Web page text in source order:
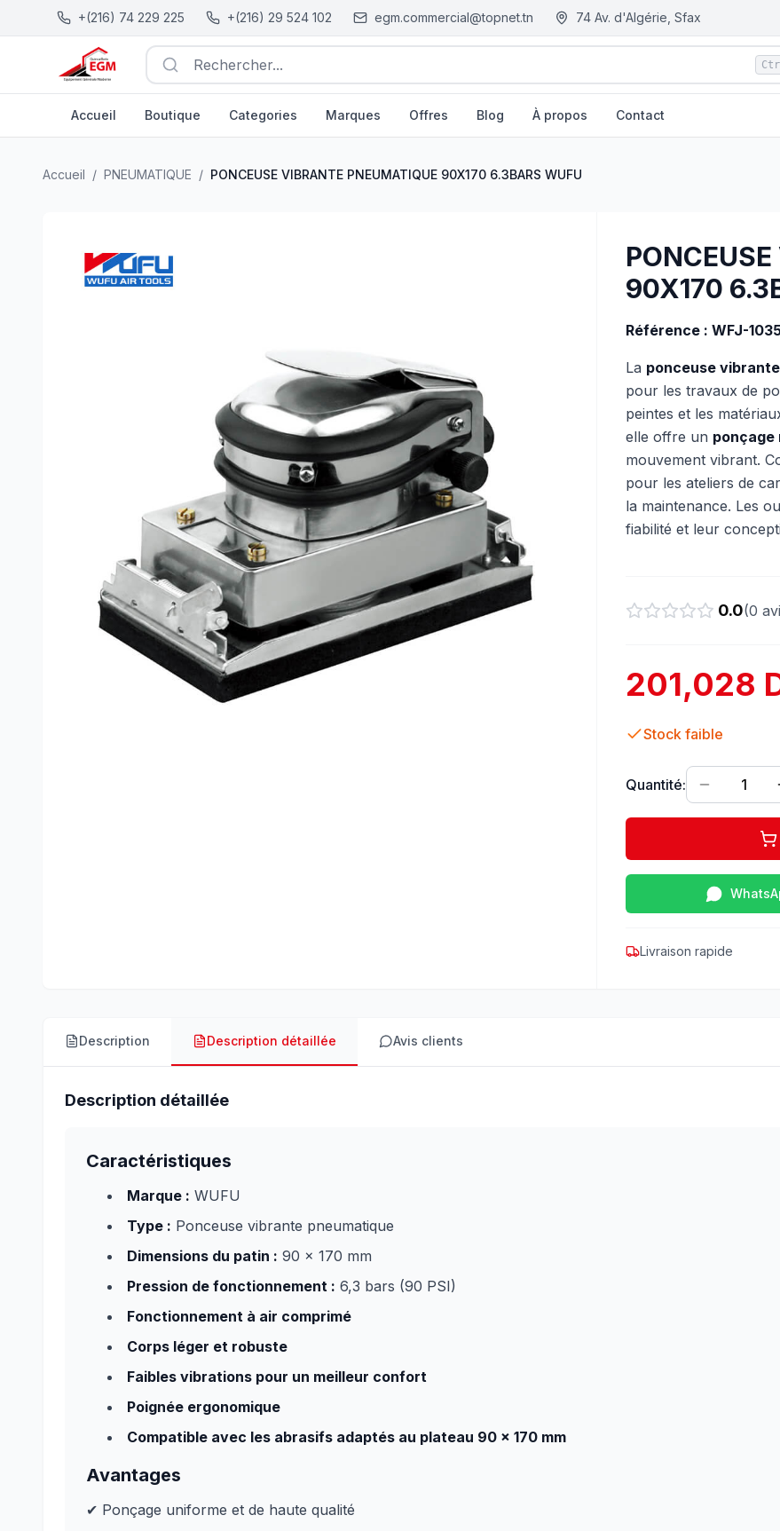
+(216) 74 229 225 +(216) 29 524 102 egm.commercial@topnet.tn 74 Av. d'Algérie, Sfax
Rechercher...
Accueil Boutique Categories Marques Offres Blog À propos Contact
Accueil / PNEUMATIQUE / PONCEUSE VIBRANTE PNEUMATIQUE 90X170 6.3BARS WUFU
90X170
Référence : WFJ-
La ponceuse
pour les travaux de
peintes et les
elle offre un ponçage
mouvement vibrant.
pour les ateliers de
la maintenance. Les
fiabilité et leur
0.0(0
201,028
Stock faible
Quantité: 1
Livraison rapide
Description Description détaillée Avis clients
Description détaillée
Caractéristiques
Marque : WUFU
Type : Ponceuse vibrante pneumatique
Dimensions du patin : 90 × 170 mm
Pression de fonctionnement : 6,3 bars (90 PSI)
Fonctionnement à air comprimé
Corps léger et robuste
Faibles vibrations pour un meilleur confort
Poignée ergonomique
Compatible avec les abrasifs adaptés au plateau 90 × 170 mm
Avantages
✔ Ponçage uniforme et de haute qualité